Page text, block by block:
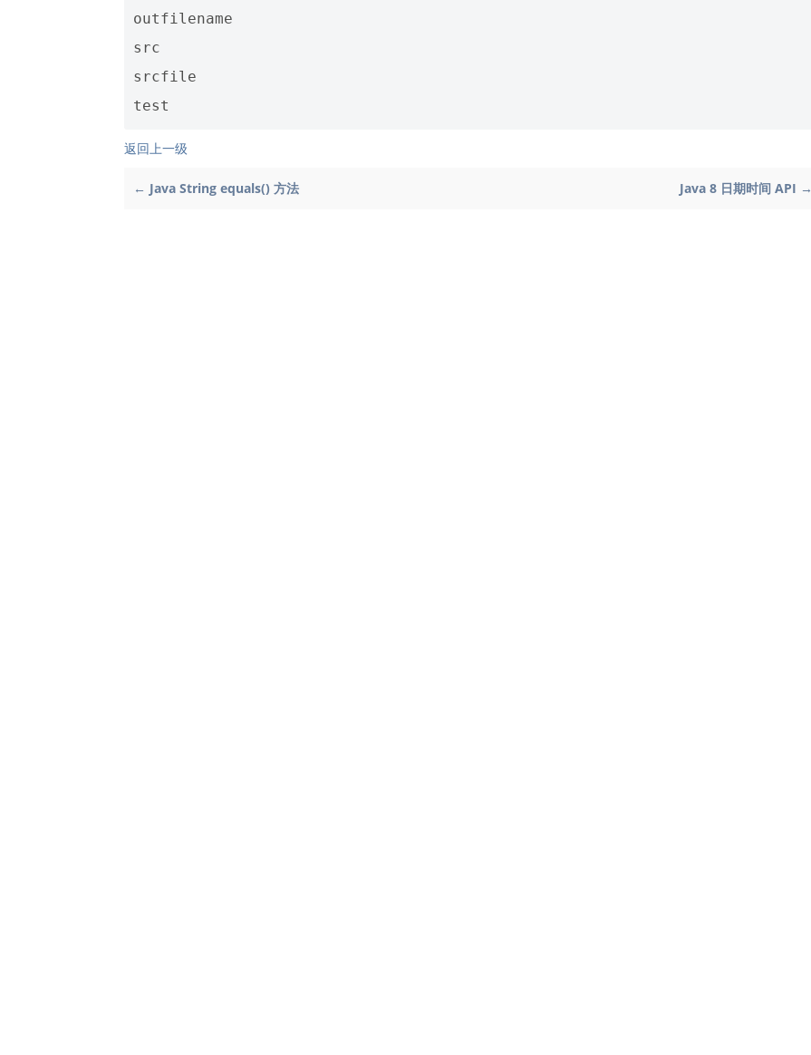
outfilename
src
srcfile
test
返回上一级
← Java String equals() 方法 Java 8 日期时间 API →